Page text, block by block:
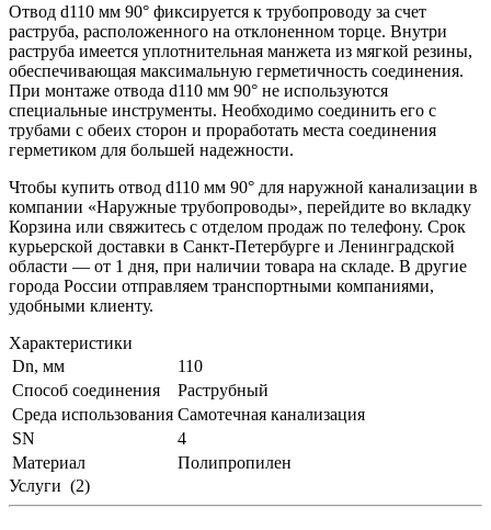
Отвод d110 мм 90° фиксируется к трубопроводу за счет
раструба, расположенного на отклоненном торце. Внутри
раструба имеется уплотнительная манжета из мягкой резины,
обеспечивающая максимальную герметичность соединения.
При монтаже отвода d110 мм 90° не используются
специальные инструменты. Необходимо соединить его с
трубами с обеих сторон и проработать места соединения
герметиком для большей надежности.
Чтобы купить отвод d110 мм 90° для наружной канализации в
компании «Наружные трубопроводы», перейдите во вкладку
Корзина или свяжитесь с отделом продаж по телефону. Срок
курьерской доставки в Санкт-Петербурге и Ленинградской
области — от 1 дня, при наличии товара на складе. В другие
города России отправляем транспортными компаниями,
удобными клиенту.
Характеристики
Dn, мм
110
Способ соединения
Раструбный
Среда использования Самотечная канализация
SN
4
Материал
Полипропилен
Услуги (2)